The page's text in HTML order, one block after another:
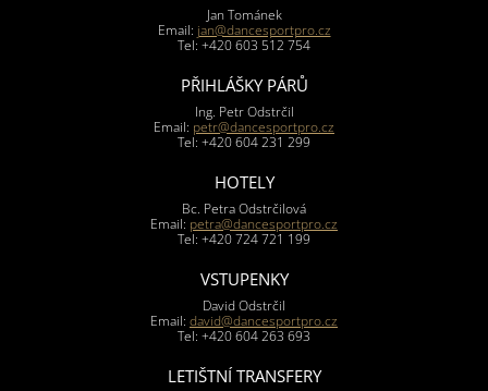
Jan Tománek
Email: jan@dancesportpro.cz
Tel: +420 603 512 754
PŘIHLÁŠKY PÁRŮ
Ing. Petr Odstrčil
Email: petr@dancesportpro.cz
Tel: +420 604 231 299
HOTELY
Bc. Petra Odstrčilová
Email: petra@dancesportpro.cz
Tel: +420 724 721 199
VSTUPENKY
David Odstrčil
Email: david@dancesportpro.cz
Tel: +420 604 263 693
LETIŠTNÍ TRANSFERY